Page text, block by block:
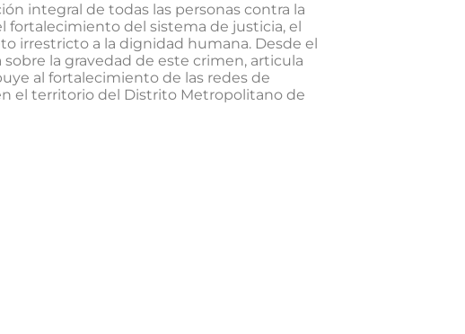
integral de todas las personas contra la
fortalecimiento del sistema de justicia, el
irrestricto a la dignidad humana. Desde el
la gravedad de este crimen, articula
al fortalecimiento de las redes de
el territorio del Distrito Metropolitano de